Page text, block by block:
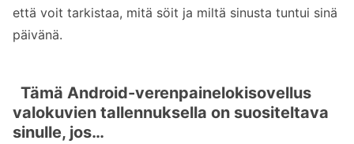
että voit tarkistaa, mitä söit ja miltä sinusta tuntui sinä
päivänä.
Tämä Android-verenpainelokisovellus
valokuvien tallennuksella on suositeltava
sinulle, jos…